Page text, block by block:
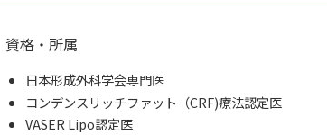
資格・所属
日本形成外科学会専門医
コンデンスリッチファット（CRF)療法認定医
VASER Lipo認定医